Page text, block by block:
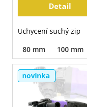
Detail
Uchycení suchý zip
80 mm
100 mm
novinka
e